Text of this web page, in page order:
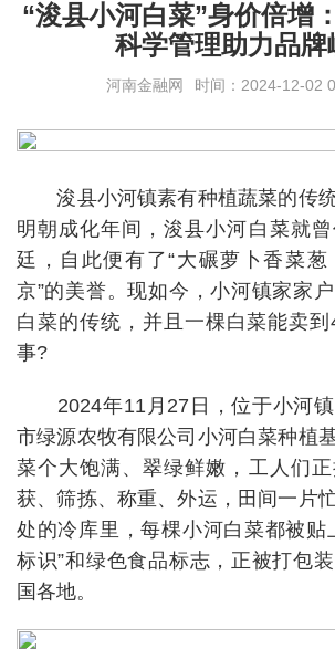
“浚县小河白菜”身价倍增
科学管理助力品牌
河南金融网 时间：2024-12-02
浚县小河镇素有种植蔬菜的传统
明朝成化年间，浚县小河白菜就
廷，自此便有了“大碾萝卜香菜
京”的美誉。现如今，小河镇家家
白菜的传统，并且一棵白菜能卖
事?
2024年11月27日，位于小河镇
市绿源农牧有限公司小河白菜种植
菜个大饱满、翠绿鲜嫩，工人们
获、筛拣、称重、外运，田间一片
处的冷库里，每棵小河白菜都被贴
标识”和绿色食品标志，正被打包
国各地。